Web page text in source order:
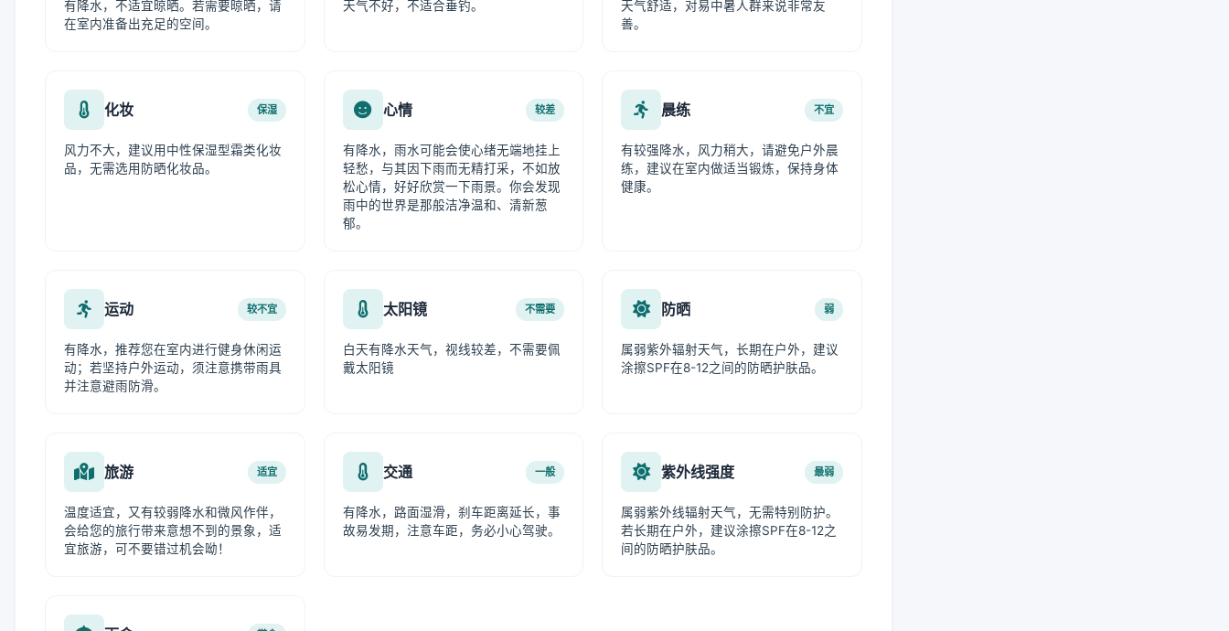
有降水，不适宜晾晒。若需要晾晒，请
在室内准备出充足的空间。
天气不好，不适合垂钓。
天气舒适，对易中暑人群来说非常友
善。
化妆 保湿
风力不大，建议用中性保湿型霜类化妆
品，无需选用防晒化妆品。
心情 较差
有降水，雨水可能会使心绪无端地挂上
轻愁，与其因下雨而无精打采，不如放
松心情，好好欣赏一下雨景。你会发现
雨中的世界是那般洁净温和、清新葱
郁。
晨练 不宜
有较强降水，风力稍大，请避免户外晨
练，建议在室内做适当锻炼，保持身体
健康。
运动 较不宜
有降水，推荐您在室内进行健身休闲运
动；若坚持户外运动，须注意携带雨具
并注意避雨防滑。
太阳镜 不需要
白天有降水天气，视线较差，不需要佩
戴太阳镜
防晒 弱
属弱紫外辐射天气，长期在户外，建议
涂擦SPF在8-12之间的防晒护肤品。
旅游 适宜
温度适宜，又有较弱降水和微风作伴，
会给您的旅行带来意想不到的景象，适
宜旅游，可不要错过机会呦！
交通 一般
有降水，路面湿滑，刹车距离延长，事
故易发期，注意车距，务必小心驾驶。
紫外线强度 最弱
属弱紫外线辐射天气，无需特别防护。
若长期在户外，建议涂擦SPF在8-12之
间的防晒护肤品。